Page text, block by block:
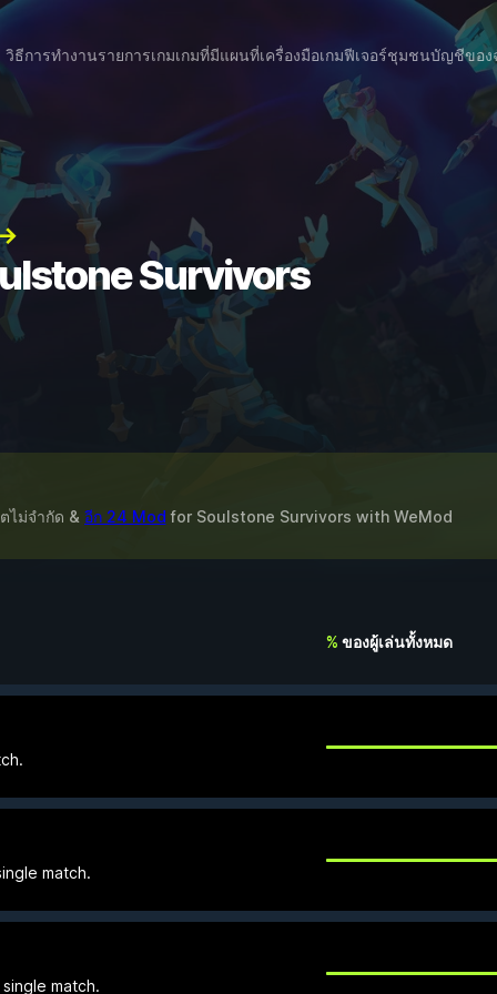
วิธีการทำงานรายการเกมเกมที่มีแผนที่เครื่องมือเกมฟีเจอร์ชุมชนบัญชีของ
Survivors
ไม่จำกัด & อีก 24 Mod for Soulstone Survivors with WeMod
% ของผู้เล่นทั้งหมด
match.
match.